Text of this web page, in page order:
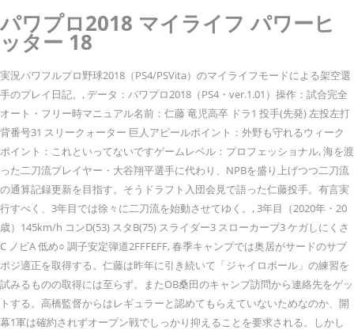
パワプロ2018 マイライフ パワーヒ
ッター 18
実況パワフルプロ野球2018（PS4/PSVita）のマイライフモードによる架空選
手のプレイ日記。, データ：パワプロ2018（PS4・ver.1.01）操作：試合完全
オート・フリー時マニュアル名前：仁藤 竜児高卒 ドラ1 投手(先発) 左投左打
背番号31 スリークォーター 巨人アピールポイント：外野も守れるウィーク
ポイント：これといってないですゲームレベル：プロフェッショナル, 海を渡
った二刀流プレイヤー・大谷翔平選手に代わり、NPBを盛り上げつつ二刀流
の通算記録更新を目指す。そうドラフト入団会見で語った仁藤投手。有言実
行すべく、3年目では徐々に二刀流を始動させてゆく。, 3年目（2020年・20
歳）145km/h コンD(53) スタB(75) スライダー3 スローカーブ3 ケガしにくさ
C ノビA 低め○ 調子安定弾道2FFFEFF, 春季キャンプでは奥居がサードのサブ
ポジ適正を取得する。仁藤は昨年に引き続いて「ジャイロボール」の練習を
試みるものの取得には至らず。またOB桑田のキャンプ訪問から連絡先をゲッ
トする。高橋監督からはレギュラーと認めてもらえていないためなのか、開
幕1軍は確約されずオープン戦でしっかり抑えることを要求される。しかし